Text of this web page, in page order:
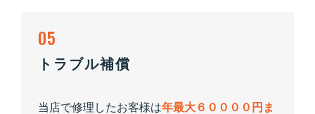
05
トラブル補償
当店で修理したお客様は年最大６００００円ま